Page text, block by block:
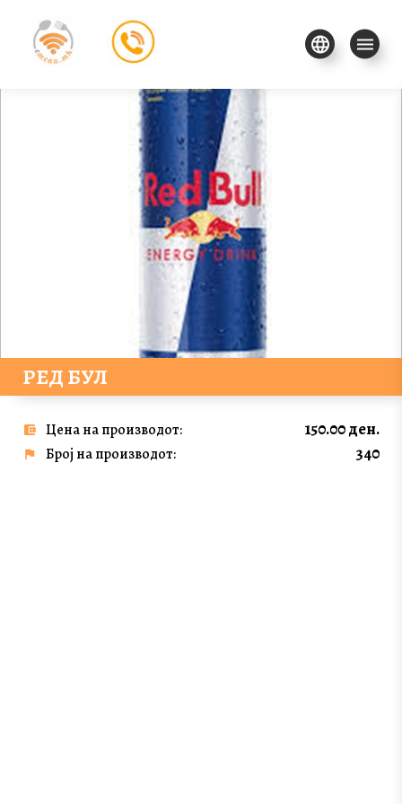
РЕД БУЛ
Цена на производот: 150.00 ден.
Број на производот: 340